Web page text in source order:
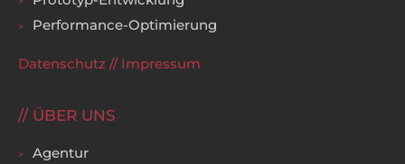
Performance-Optimierung
Datenschutz // Impressum
ÜBER UNS
Agentur